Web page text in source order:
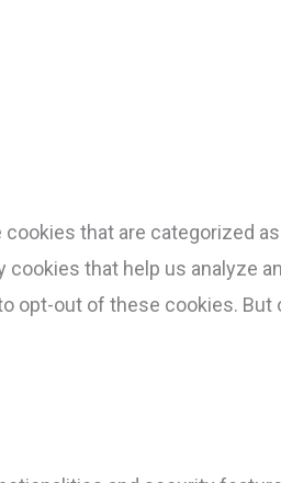
that are categorized
that help us analyze
opt-out of these cookies.